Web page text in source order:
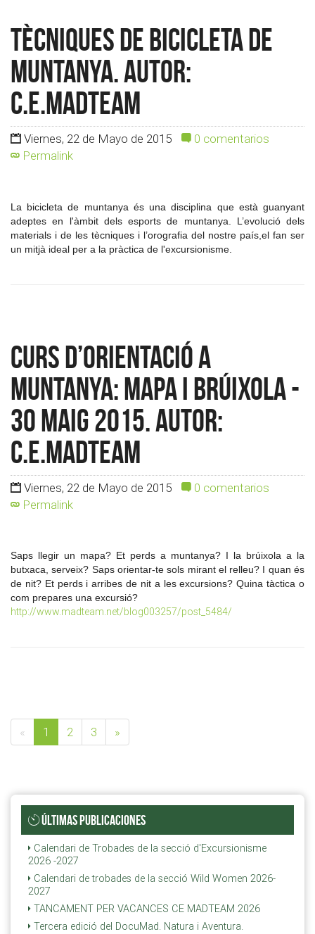
Tècniques de Bicicleta de
Muntanya. Autor:
c.e.madteam
Viernes, 22 de Mayo de 2015
0 comentarios
Permalink
La bicicleta de muntanya és una disciplina que està guanyant
adeptes en l'àmbit dels esports de muntanya. L’evolució dels
materials i de les tècniques i l’orografia del nostre país,el fan ser
un mitjà ideal per a la pràctica de l'excursionisme.
Curs d’Orientació a
muntanya: mapa i brúixola -
30 maig 2015. Autor:
c.e.madteam
Viernes, 22 de Mayo de 2015
0 comentarios
Permalink
Saps llegir un mapa? Et perds a muntanya? I la brúixola a la
butxaca, serveix? Saps orientar-te sols mirant el relleu? I quan és
de nit? Et perds i arribes de nit a les excursions? Quina tàctica o
com prepares una excursió?
http://www.madteam.net/blog003257/post_5484/
« 1 2 3 »
ÚLTIMAS PUBLICACIONES
Calendari de Trobades de la secció d'Excursionisme
2026 -2027
Calendari de trobades de la secció Wild Women 2026-
2027
TANCAMENT PER VACANCES CE MADTEAM 2026
Tercera edició del DocuMad. Natura i Aventura.